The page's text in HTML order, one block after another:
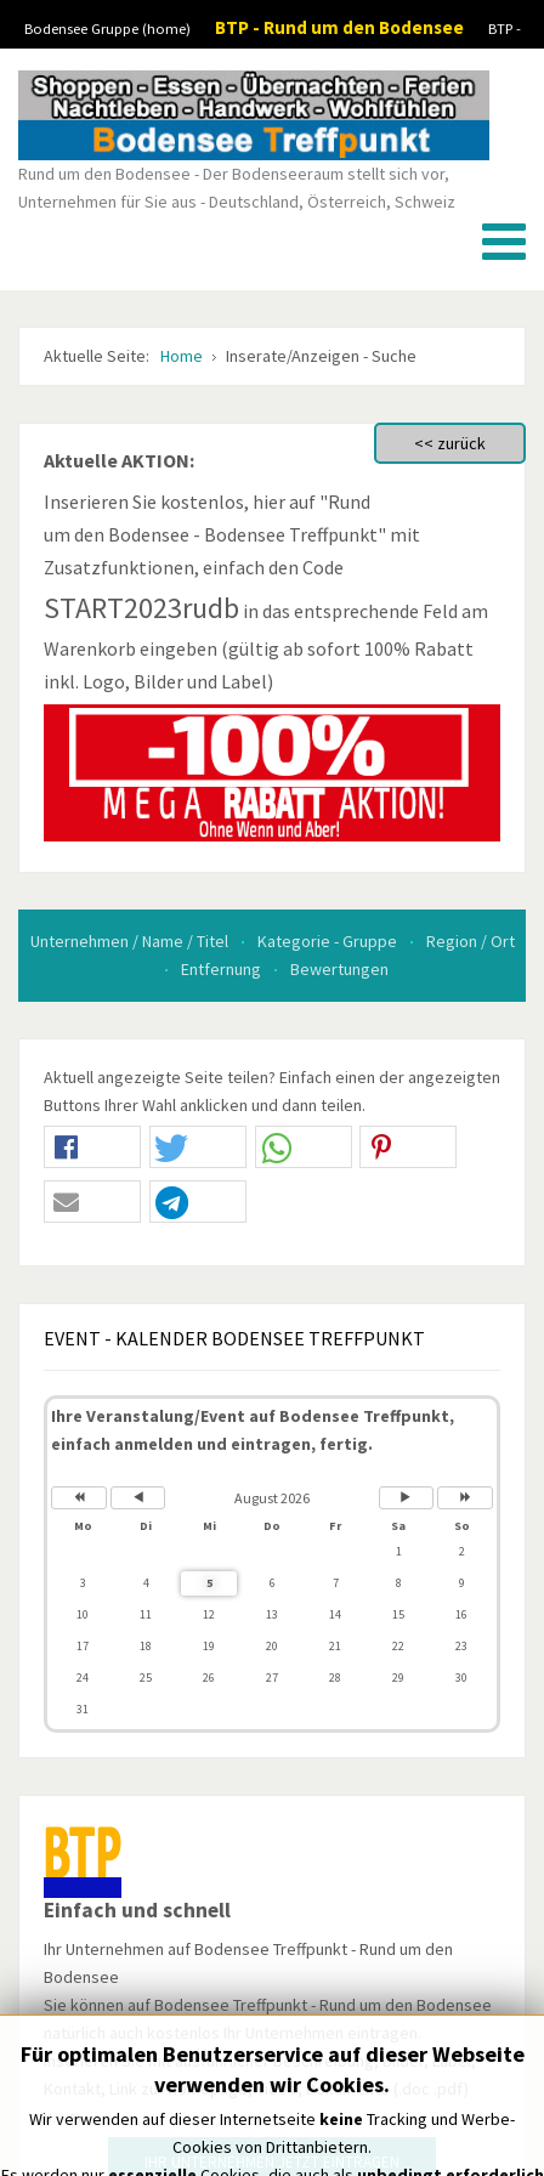
Bodensee Gruppe (home) BTP - Rund um den Bodensee
BTP -
Kleinanzeigen
Rund um den Bodensee - Der Bodenseeraum stellt sich vor,
Unternehmen für Sie aus - Deutschland, Österreich, Schweiz
Aktuelle Seite: Home Inserate/Anzeigen - Suche
Aktuelle AKTION:
Inserieren Sie kostenlos, hier auf "Rund
um den Bodensee - Bodensee Treffpunkt" mit
Zusatzfunktionen, einfach den Code
START2023rudb in das entsprechende Feld am
Warenkorb eingeben (gültig ab sofort 100% Rabatt
inkl. Logo, Bilder und Label)
Unternehmen / Name / Titel Kategorie - Gruppe
Region / Ort
Entfernung
Bewertungen
Aktuell angezeigte Seite teilen? Einfach einen der angezeigten
Buttons Ihrer Wahl anklicken und dann teilen.
EVENT - KALENDER BODENSEE TREFFPUNKT
Ihre Veranstalung/Event auf Bodensee Treffpunkt,
einfach anmelden und eintragen, fertig.
August 2026
Mo Di Mi Do Fr Sa
So
1
2
3
4 5 6 7 8
9
10
11 12 13 14 15
16
17
18 19 20 21 22
23
24
25 26 27 28 29
30
31
Einfach und schnell
Ihr Unternehmen auf Bodensee Treffpunkt - Rund um den
Bodensee
Sie können auf Bodensee Treffpunkt - Rund um den Bodensee
Inserieren Sie mit ausführlicher Beschreibung, Bilder, Label,
Kontakt, Link zur Homepage, Video, Dokumente (.doc .pdf)
u.v.m.
IHR UNTERNEHMEN JETZT EINTRAGEN
Für optimalen Benutzerservice auf dieser Webseite
verwenden wir Cookies.
Wir verwenden auf dieser Internetseite keine Tracking und Werbe-
Cookies von Drittanbietern.